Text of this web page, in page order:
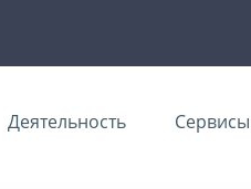
Деятельность Сервисы